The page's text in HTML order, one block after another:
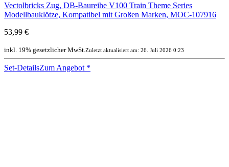
Vectolbricks Zug, DB-Baureihe V100 Train Theme Series
Modellbauklötze, Kompatibel mit Großen Marken, MOC-107916
53,99 €
inkl. 19% gesetzlicher MwSt. Zuletzt aktualisiert am: 26. Juli 2026 0:23
Set-DetailsZum Angebot *